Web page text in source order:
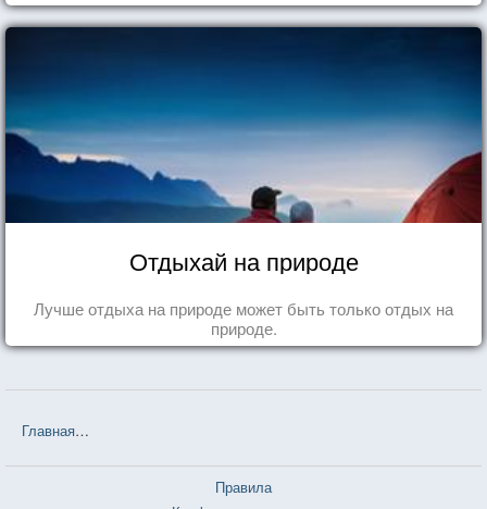
Отдыхай на природе
Лучше отдыха на природе может быть только отдых на
природе.
Главная
Правила